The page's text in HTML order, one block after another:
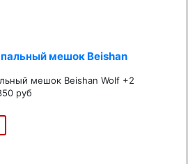
мешок Beishan
мешок Beishan Wolf +2
руб